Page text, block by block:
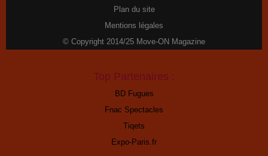
Plan du site
Mentions légales
© Copyright 2014/25 Move-ON Magazine
BD Fugues
Fnac Spectacles
Tiqets
Expo-Paris.fr